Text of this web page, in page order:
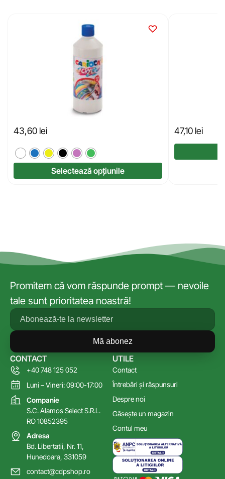
43,60 lei
Selectează opțiunile
47,10 lei
Promitem că vom răspunde prompt — nevoile
tale sunt prioritatea noastră!
Mă abonez
UTILE
Contact
Întrebări și răspunsuri
Despre noi
Găsește un magazin
Contul meu
CONTACT
+40 748 125 052
Luni – Vineri: 09:00-17:00
Companie
S.C. Alamos Select S.R.L.
RO 10852395
Adresa
Bd. Libertatii, Nr. 11,
Hunedoara, 331059
contact@cdpshop.ro